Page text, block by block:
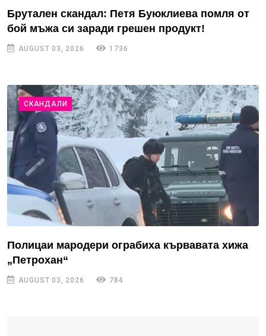
Брутален скандал: Петя Буюклиева помля от
бой мъжа си заради грешен продукт!
AUGUST 03, 2026 1736
СКАНДАЛИ
Полицаи мародери ограбиха кървавата хижа
„Петрохан“
AUGUST 03, 2026 784